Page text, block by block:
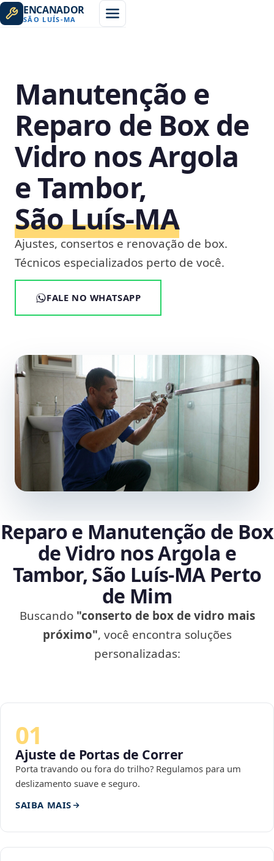
ENCANADOR
SÃO LUÍS-MA
Manutenção e
Reparo de Box de
Vidro nos Argola
e Tambor,
São Luís‑MA
Ajustes, consertos e renovação de box.
Técnicos especializados perto de você.
FALE NO WHATSAPP
Reparo e Manutenção de Box
de Vidro nos Argola e
Tambor, São Luís‑MA Perto
de Mim
Buscando "conserto de box de vidro mais
próximo", você encontra soluções
personalizadas:
01
Ajuste de Portas de Correr
Porta travando ou fora do trilho? Regulamos para um
deslizamento suave e seguro.
SAIBA MAIS